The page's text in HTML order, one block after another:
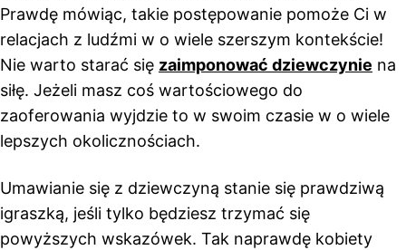
Prawdę mówiąc, takie postępowanie pomoże Ci w
relacjach z ludźmi w o wiele szerszym kontekście!
Nie warto starać się zaimponować dziewczynie na
siłę. Jeżeli masz coś wartościowego do
zaoferowania wyjdzie to w swoim czasie w o wiele
lepszych okolicznościach.
Umawianie się z dziewczyną stanie się prawdziwą
igraszką, jeśli tylko będziesz trzymać się
powyższych wskazówek. Tak naprawdę kobiety